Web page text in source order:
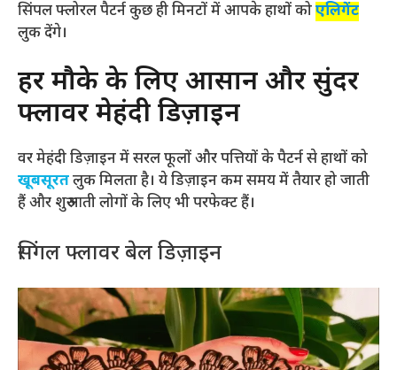
सिंपल फ्लोरल पैटर्न कुछ ही मिनटों में आपके हाथों कोएलिगेंट
लुक देंगे।
हर मौके के लिए आसान और सुंदर
फ्लावर मेहंदी डिज़ाइन
वर मेहंदी डिज़ाइन में सरल फूलों और पत्तियों के पैटर्न से हाथों को
खूबसूरतलुक मिलता है। ये डिज़ाइन कम समय में तैयार हो जाती
हैं और शुरुआती लोगों के लिए भी परफेक्ट हैं।
सिंगल फ्लावर बेल डिज़ाइन